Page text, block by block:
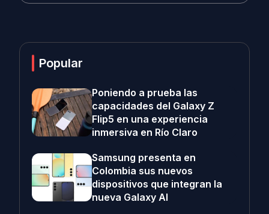
Popular
Poniendo a prueba las
capacidades del Galaxy Z
Flip5 en una experiencia
inmersiva en Río Claro
Samsung presenta en
Colombia sus nuevos
dispositivos que integran la
nueva Galaxy AI